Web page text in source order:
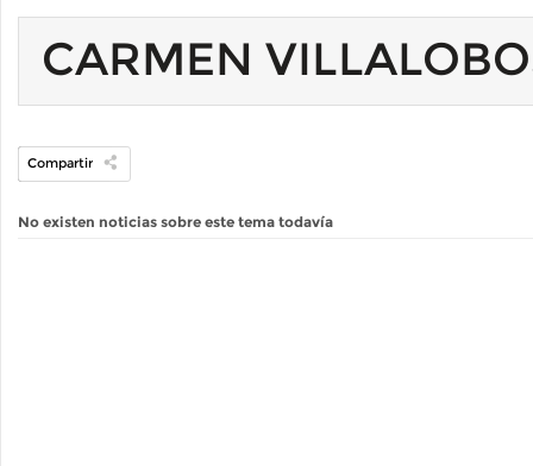
CARMEN
Compartir
No existen noticias sobre este tema todavía